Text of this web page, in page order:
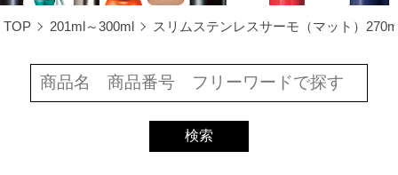
TOP 201ml～300ml スリムステンレスサーモ（マット）